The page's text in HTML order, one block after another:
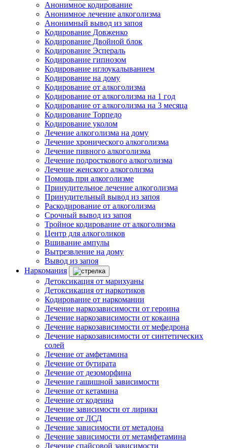
Анонимное кодирование
Анонимное лечение алкоголизма
Анонимный вывод из запоя
Кодирование Довженко
Кодирование Двойной блок
Кодирование Эспераль
Кодирование гипнозом
Кодирование иглоукалыванием
Кодирование на дому
Кодирование от алкоголизма
Кодирование от алкоголизма на 1 год
Кодирование от алкоголизма на 3 месяца
Кодирование Торпедо
Кодирование уколом
Лечение алкоголизма на дому
Лечение хронического алкоголизма
Лечение пивного алкоголизма
Лечение подросткового алкоголизма
Лечение женского алкоголизма
Помощь при алкоголизме
Принудительное лечение алкоголизма
Принудительный вывод из запоя
Раскодирование от алкоголизма
Срочный вывод из запоя
Тройное кодирование от алкоголизма
Центр для алкоголиков
Вшивание ампулы
Вытрезвление на дому
Вывод из запоя
Наркомания
Детоксикация от марихуаны
Детоксикация от наркотиков
Кодирование от наркомании
Лечение наркозависимости от героина
Лечение наркозависимости от кокаина
Лечение наркозависимости от мефедрона
Лечение наркозависимости от синтетических
солей
Лечение от амфетамина
Лечение от бутирата
Лечение от дезоморфина
Лечение гашишной зависимости
Лечение от кетамина
Лечение от кодеина
Лечение зависимости от лирики
Лечение от ЛСД
Лечение зависимости от метадона
Лечение зависимости от метамфетамина
Лечение спайсовой зависимости